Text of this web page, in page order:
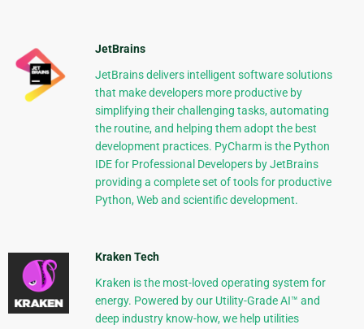
JetBrains
JetBrains delivers intelligent software solutions
that make developers more productive by
simplifying their challenging tasks, automating
the routine, and helping them adopt the best
development practices. PyCharm is the Python
IDE for Professional Developers by JetBrains
providing a complete set of tools for productive
Python, Web and scientific development.
Kraken Tech
Kraken is the most-loved operating system for
energy. Powered by our Utility-Grade AI™ and
deep industry know-how, we help utilities